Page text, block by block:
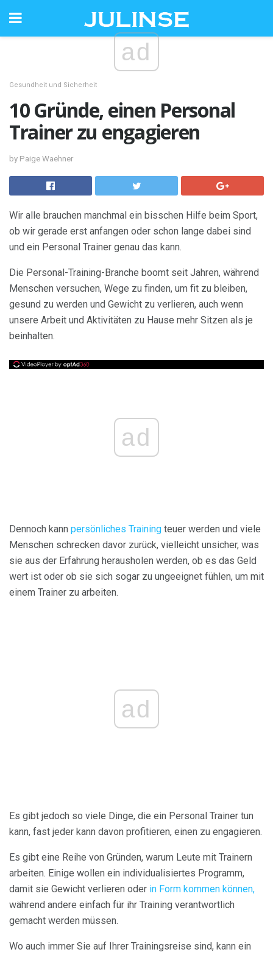
ad
Gesundheit und Sicherheit
10 Gründe, einen Personal
Trainer zu engagieren
by Paige Waehner
Wir alle brauchen manchmal ein bisschen Hilfe beim Sport,
ob wir gerade erst anfangen oder schon lange dabei sind
und ein Personal Trainer genau das kann.
Die Personal-Training-Branche boomt seit Jahren, während
Menschen versuchen, Wege zu finden, um fit zu bleiben,
gesund zu werden und Gewicht zu verlieren, auch wenn
unsere Arbeit und Aktivitäten zu Hause mehr Sitzen als je
beinhalten.
ad
Dennoch kann persönliches Training teuer werden und viele
Menschen schrecken davor zurück, vielleicht unsicher, was
sie aus der Erfahrung herausholen werden, ob es das Geld
wert ist oder ob sie sich sogar zu ungeeignet fühlen, um mit
einem Trainer zu arbeiten.
ad
Es gibt jedoch so viele Dinge, die ein Personal Trainer tun
kann, fast jeder kann davon profitieren, einen zu engagieren.
Es gibt eine Reihe von Gründen, warum Leute mit Trainern
arbeiten. Einige wollen ein individualisiertes Programm,
damit sie Gewicht verlieren oder in Form kommen können,
während andere einfach für ihr Training verantwortlich
gemacht werden müssen.
Wo auch immer Sie auf Ihrer Trainingsreise sind, kann ein